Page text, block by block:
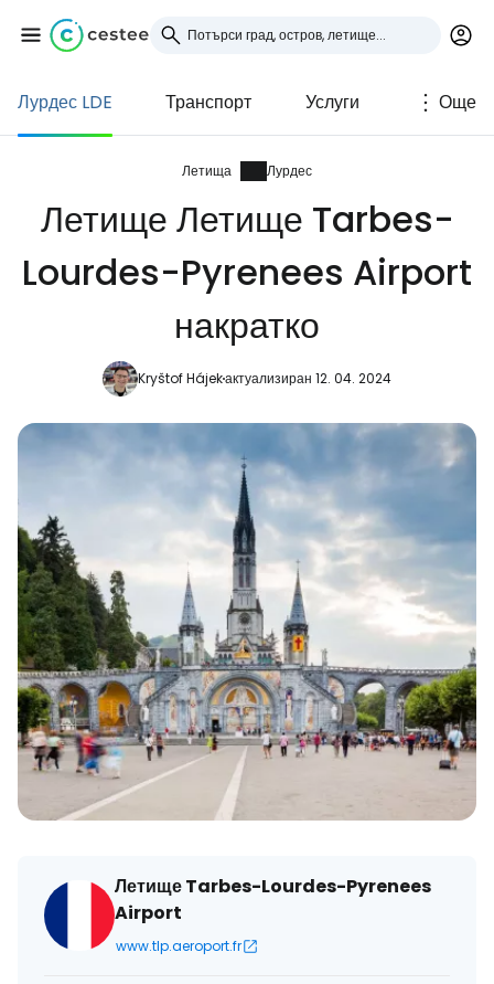
Лурдес LDE Транспорт Услуги Още
Летища Лурдес
Летище Летище Tarbes-
Lourdes-Pyrenees Airport
накратко
Kryštof Hájekактуализиран 12. 04. 2024
Летище Tarbes-Lourdes-Pyrenees
Airport
www.tlp.aeroport.fr
Влезте в Cestee
... световната общност на туристите
Продължете с Google
Продължете с Facebook
Продължете с имейл